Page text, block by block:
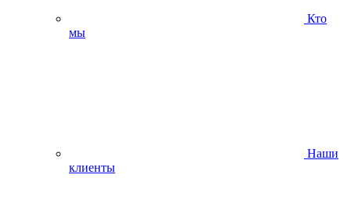
Кто
мы
Наши
клиенты